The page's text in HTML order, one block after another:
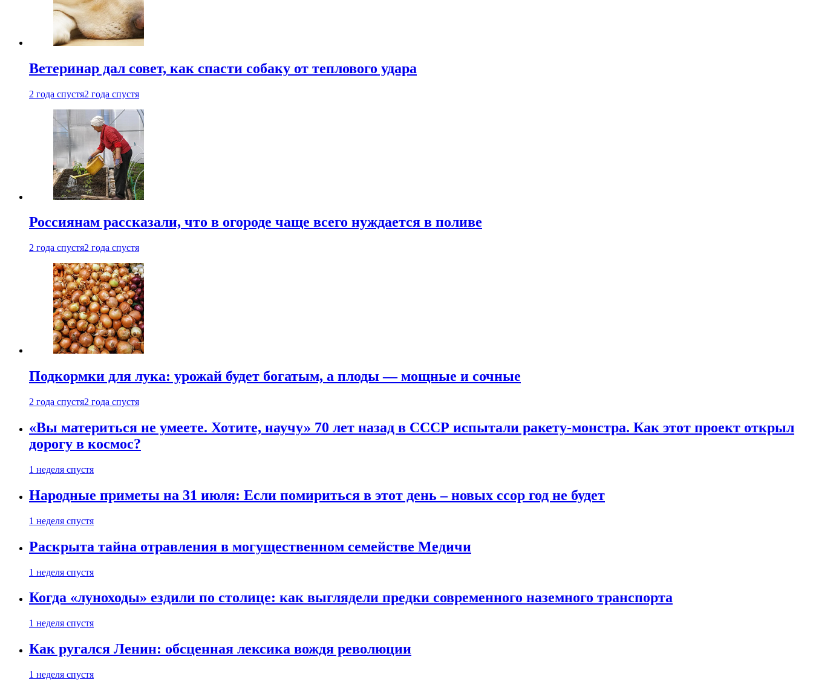
Ветеринар дал совет, как спасти собаку от теплового удара
2 года спустя2 года спустя
Россиянам рассказали, что в огороде чаще всего нуждается в поливе
2 года спустя2 года спустя
Подкормки для лука: урожай будет богатым, а плоды — мощные и сочные
2 года спустя2 года спустя
«Вы материться не умеете. Хотите, научу» 70 лет назад в СССР испытали ракету-монстра. Как этот проект открыл
дорогу в космос?
1 неделя спустя
Народные приметы на 31 июля: Если помириться в этот день – новых ссор год не будет
1 неделя спустя
Раскрыта тайна отравления в могущественном семействе Медичи
1 неделя спустя
Когда «луноходы» ездили по столице: как выглядели предки современного наземного транспорта
1 неделя спустя
Как ругался Ленин: обсценная лексика вождя революции
1 неделя спустя